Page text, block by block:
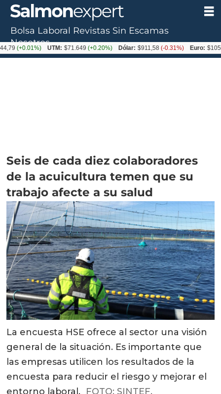
Seis de cada diez colaboradores
de la acuicultura temen que su
trabajo afecte a su salud
La encuesta HSE ofrece al sector una visión
general de la situación. Es importante que
las empresas utilicen los resultados de la
encuesta para reducir el riesgo y mejorar el
entorno laboral. FOTO: SINTEF.
Bolsa Laboral Revistas Sin Escamas
Nosotros
UTM: $71.649(+0.20%) Dólar: $911,58(-0.31%) Euro: $1053,36 (-